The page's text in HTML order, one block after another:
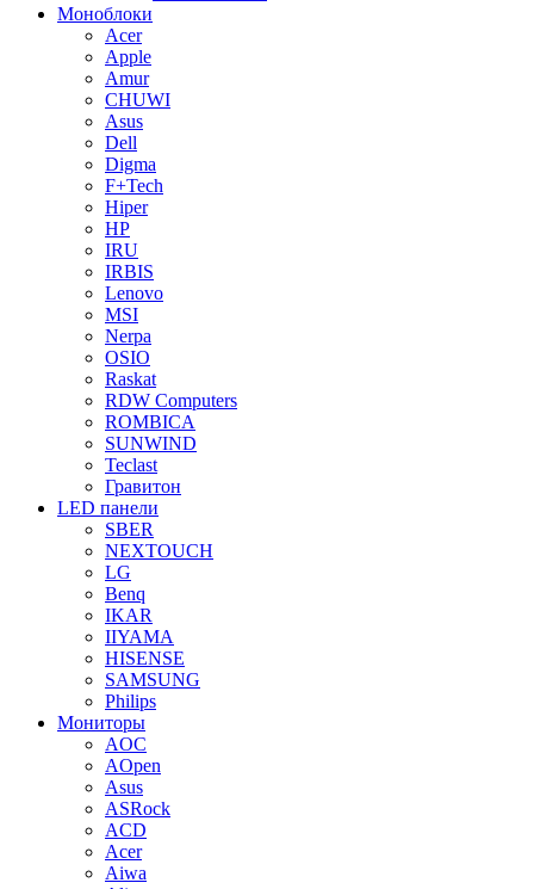
Моноблоки
Acer
Apple
Amur
CHUWI
Asus
Dell
Digma
F+Tech
Hiper
HP
IRU
IRBIS
Lenovo
MSI
Nerpa
OSIO
Raskat
RDW Computers
ROMBICA
SUNWIND
Teclast
Гравитон
LED панели
SBER
NEXTOUCH
LG
Benq
IKAR
IIYAMA
HISENSE
SAMSUNG
Philips
Мониторы
AOC
AOpen
Asus
ASRock
ACD
Acer
Aiwa